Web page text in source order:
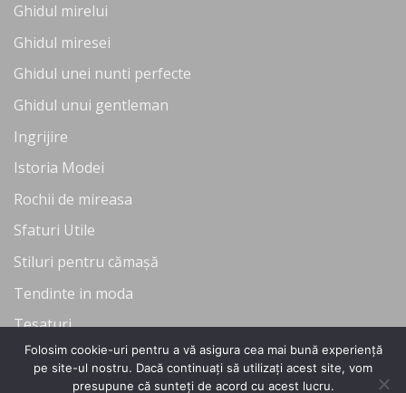
Ghidul mirelui
Ghidul miresei
Ghidul unei nunti perfecte
Ghidul unui gentleman
Ingrijire
Istoria Modei
Rochii de mireasa
Sfaturi Utile
Stiluri pentru cămașă
Tendinte in moda
Tesaturi
Uncategorized
Folosim cookie-uri pentru a vă asigura cea mai bună experiență
pe site-ul nostru. Dacă continuați să utilizați acest site, vom
presupune că sunteți de acord cu acest lucru.